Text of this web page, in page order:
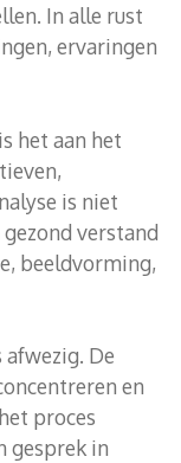
In alle rust
ervaringen
het aan het
is niet
verstand
beeldvorming,
De
en
proces
gesprek in